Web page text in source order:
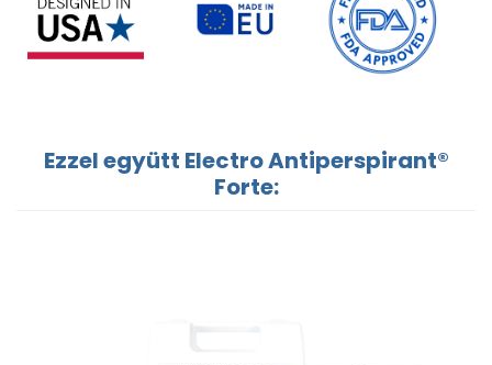
Ezzel együtt Electro Antiperspirant®
Forte: